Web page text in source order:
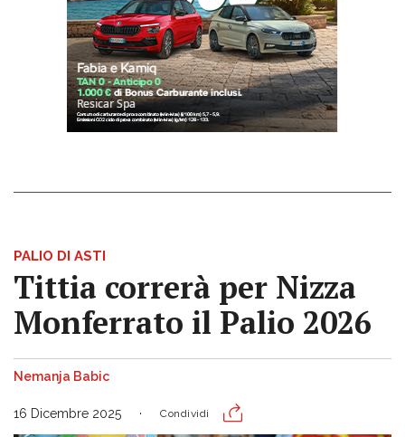
PALIO DI ASTI
Tittia correrà per Nizza
Monferrato il Palio 2026
Nemanja Babic
16 Dicembre 2025 Condividi